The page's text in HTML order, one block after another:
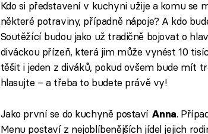
Kdo si představení v kuchyni užije a komu se
některé potraviny, případně nápoje? A kdo
Soutěžící budou jako už tradičně bojovat o
diváckou přízeň, která jim může vynést 10
těšit i jeden z diváků, pokud ovšem bude mít
hlasujte – a třeba to budete právě vy!
Jako první se do kuchyně postaví Anna.
Menu postaví z nejoblíbenějších jídel jejich